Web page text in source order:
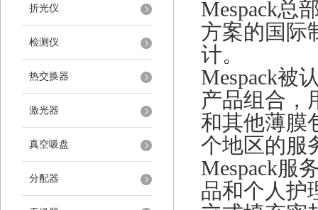
折光仪
检测仪
热交换器
激光器
真空吸盘
分配器
Mespack总
方案的国际
计。
Mespack被
产品组合，
和其他薄膜
个地区的服
Mespack服
品和个人护